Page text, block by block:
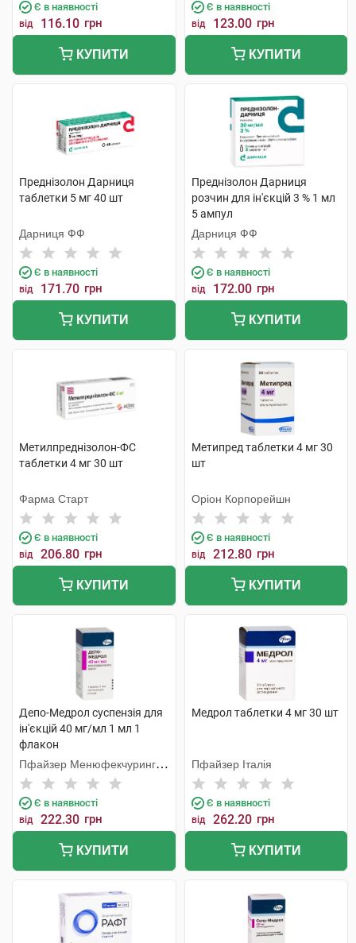
Є в наявності
від 116.10 грн
КУПИТИ
Є в наявності
від 123.00 грн
КУПИТИ
Преднізолон Дарниця
таблетки 5 мг 40 шт
Дарниця ФФ
Є в наявності
від 171.70 грн
КУПИТИ
Преднізолон Дарниця
розчин для ін'єкцій 3 % 1 мл
5 ампул
Дарниця ФФ
Є в наявності
від 172.00 грн
КУПИТИ
Метилпреднізолон-ФС
таблетки 4 мг 30 шт
Фарма Старт
Є в наявності
від 206.80 грн
КУПИТИ
Метипред таблетки 4 мг 30
шт
Оріон Корпорейшн
Є в наявності
від 212.80 грн
КУПИТИ
Депо-Медрол суспензія для
ін'єкцій 40 мг/мл 1 мл 1
флакон
Пфайзер Менюфекчуринг
Бельгія
Є в наявності
від 222.30 грн
КУПИТИ
Медрол таблетки 4 мг 30 шт
Пфайзер Італія
Є в наявності
від 262.20 грн
КУПИТИ